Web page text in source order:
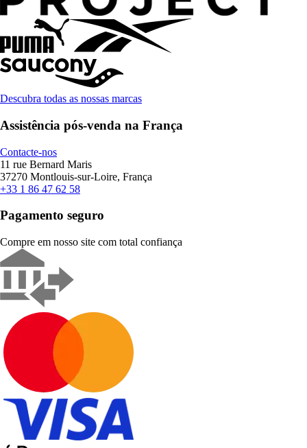
Descubra todas as nossas marcas
Assistência pós-venda na França
Contacte-nos
11 rue Bernard Maris
37270 Montlouis-sur-Loire, França
+33 1 86 47 62 58
Pagamento seguro
Compre em nosso site com total confiança